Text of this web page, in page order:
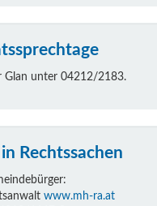
Glan unter 04212/2183.
Rechtssachen
www.mh-ra.at